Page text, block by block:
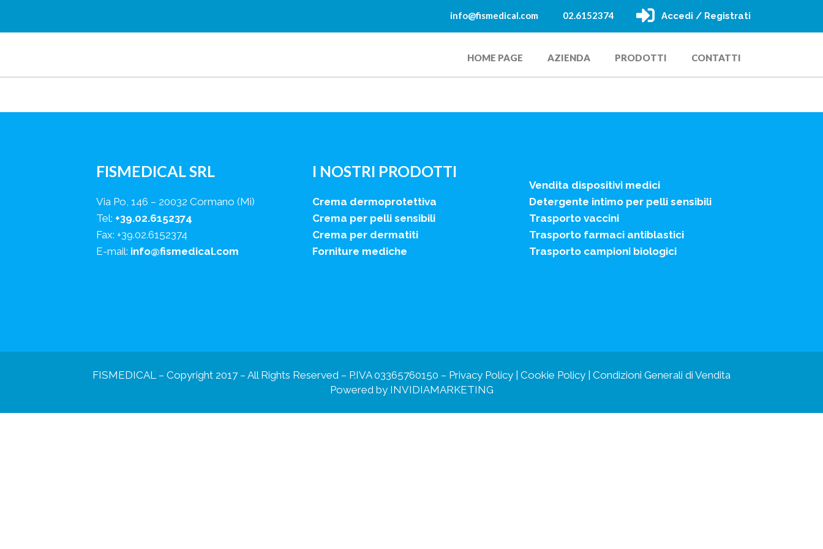
info@fismedical.com 02.6152374 Accedi / Registrati
HOME PAGE AZIENDA PRODOTTI CONTATTI
FISMEDICAL SRL
Via Po, 146 – 20032 Cormano (Mi)
Tel: +39.02.6152374
Fax: +39.02.6152374
E-mail: info@fismedical.com
I NOSTRI PRODOTTI
Crema dermoprotettiva
Crema per pelli sensibili
Crema per dermatiti
Forniture mediche
Vendita dispositivi medici
Detergente intimo per pelli sensibili
Trasporto vaccini
Trasporto farmaci antiblastici
Trasporto campioni biologici
FISMEDICAL – Copyright 2017 – All Rights Reserved – P.IVA 03365760150 – Privacy Policy | Cookie Policy | Condizioni Generali di Vendita
Powered by INVIDIAMARKETING